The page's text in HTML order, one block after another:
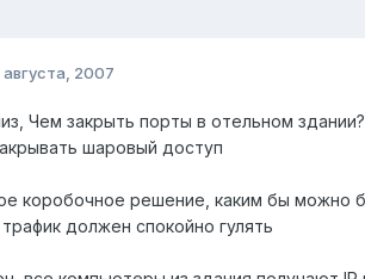
августа, 2007
Чем закрыть порты в отельном здании?
шаровый доступ
коробочное решение, каким бы можно
должен спокойно гулять